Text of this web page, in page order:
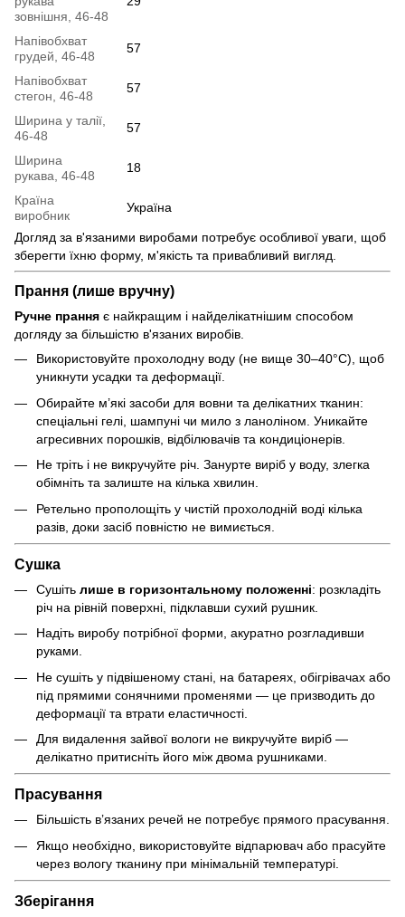
зовнішня, 46-48
Напівобхват
грудей, 46-48
57
Напівобхват
стегон, 46-48
57
Ширина у талії,
46-48
57
Ширина
рукава, 46-48
18
Країна
виробник
Україна
Догляд за в'язаними виробами потребує особливої уваги, щоб
зберегти їхню форму, м'якість та привабливий вигляд.
Прання (лише вручну)
Ручне прання є найкращим і найделікатнішим способом
догляду за більшістю в'язаних виробів.
Використовуйте прохолодну воду (не вище 30–40°C), щоб
уникнути усадки та деформації.
Обирайте м’які засоби для вовни та делікатних тканин:
спеціальні гелі, шампуні чи мило з ланоліном. Уникайте
агресивних порошків, відбілювачів та кондиціонерів.
Не тріть і не викручуйте річ. Занурте виріб у воду, злегка
обімніть та залиште на кілька хвилин.
Ретельно прополощіть у чистій прохолодній воді кілька
разів, доки засіб повністю не вимиється.
Сушка
Сушіть лише в горизонтальному положенні: розкладіть
річ на рівній поверхні, підклавши сухий рушник.
Надіть виробу потрібної форми, акуратно розгладивши
руками.
Не сушіть у підвішеному стані, на батареях, обігрівачах або
під прямими сонячними променями — це призводить до
деформації та втрати еластичності.
Для видалення зайвої вологи не викручуйте виріб —
делікатно притисніть його між двома рушниками.
Прасування
Більшість в’язаних речей не потребує прямого прасування.
Якщо необхідно, використовуйте відпарювач або прасуйте
через вологу тканину при мінімальній температурі.
Зберігання